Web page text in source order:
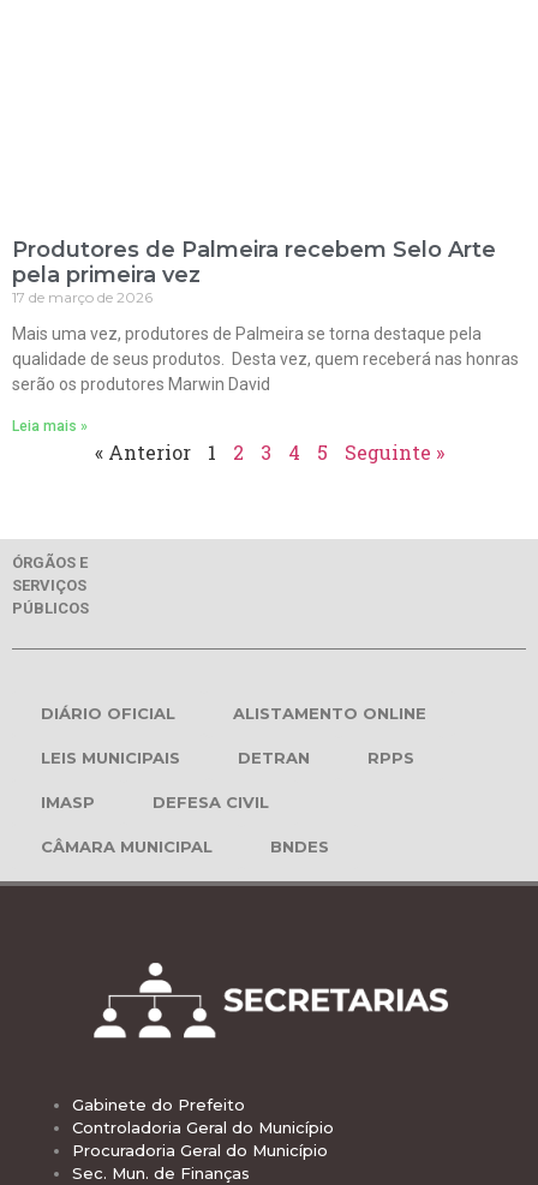
Produtores de Palmeira recebem Selo Arte
pela primeira vez
17 de março de 2026
Mais uma vez, produtores de Palmeira se torna destaque pela
qualidade de seus produtos. Desta vez, quem receberá nas honras
serão os produtores Marwin David
Leia mais »
« Anterior 1 2 3 4 5 Seguinte »
ÓRGÃOS E
SERVIÇOS
PÚBLICOS
DIÁRIO OFICIAL ALISTAMENTO ONLINE
LEIS MUNICIPAIS DETRAN RPPS
IMASP DEFESA CIVIL
CÂMARA MUNICIPAL BNDES
Gabinete do Prefeito
Controladoria Geral do Município
Procuradoria Geral do Município
Sec. Mun. de Finanças